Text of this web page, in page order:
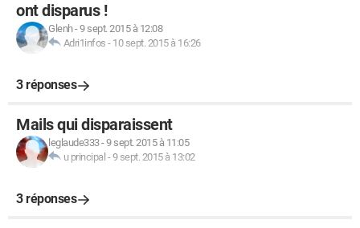
ont disparus !
Glenh-9 sept. 2015 à 12:08
Adri1infos - 10 sept. 2015 à 16:26
3 réponses
Mails qui disparaissent
leglaude333-9 sept. 2015 à 11:05
u principal -9 sept. 2015 à 13:02
3 réponses